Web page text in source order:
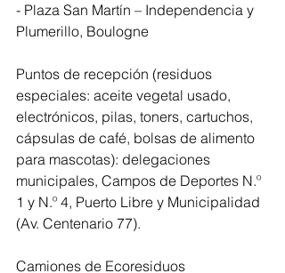
- Plaza San Martín – Independencia y
Plumerillo, Boulogne
Puntos de recepción (residuos
especiales: aceite vegetal usado,
electrónicos, pilas, toners, cartuchos,
cápsulas de café, bolsas de alimento
para mascotas): delegaciones
municipales, Campos de Deportes N.º
1 y N.º 4, Puerto Libre y Municipalidad
(Av. Centenario 77).
Camiones de Ecoresiduos